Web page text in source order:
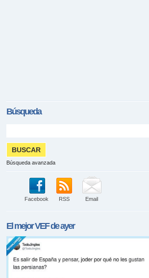
Búsqueda
Búsqueda avanzada
Facebook RSS Email
El mejorVEFde ayer